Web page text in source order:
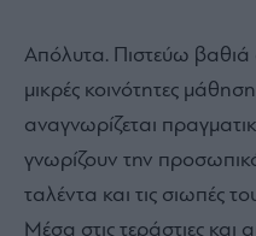
Απόλυτα. Πιστεύω βαθιά
μικρές κοινότητες
αναγνωρίζεται
γνωρίζουν την
ταλέντα και τις σιωπές
Μέσα στις τεράστιες